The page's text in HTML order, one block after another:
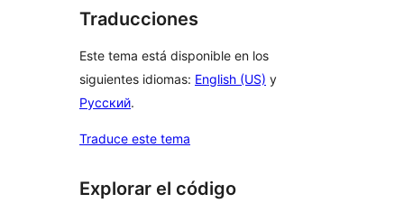
Traducciones
Este tema está disponible en los
siguientes idiomas: English (US) y
Русский.
Traduce este tema
Explorar el código